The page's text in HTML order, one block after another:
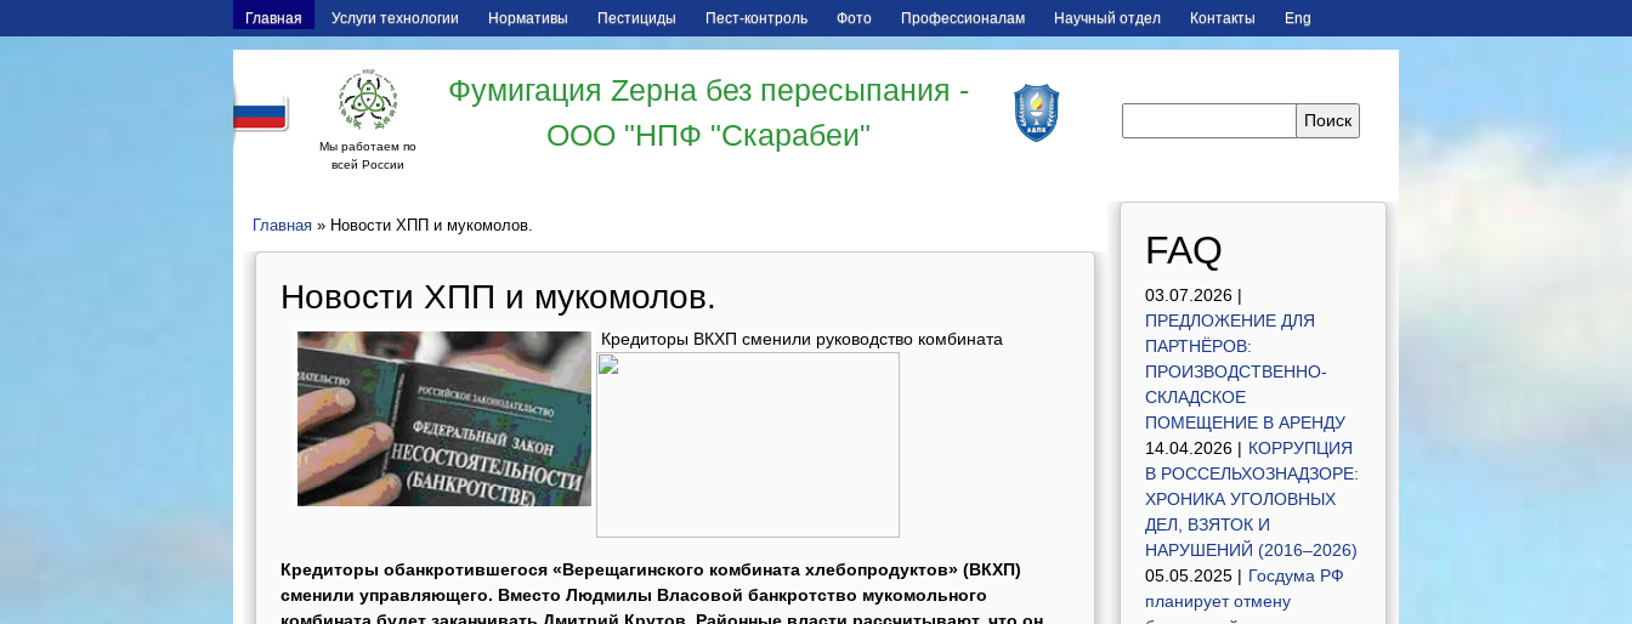
Главная Услуги технологии Нормативы Пестициды Пест-контроль Фото Профессионалам Научный отдел Контакты Eng
Мы работаем по
всей России
Фумигация Zерна без пересыпания -
ООО "НПФ "Скарабеи"
Главная » Новости ХПП и мукомолов.
Новости ХПП и мукомолов.
Кредиторы ВКХП сменили руководство комбината
Кредиторы обанкротившегося «Верещагинского комбината хлебопродуктов» (ВКХП)
сменили управляющего. Вместо Людмилы Власовой банкротство мукомольного
FAQ
03.07.2026 |
ПРЕДЛОЖЕНИЕ ДЛЯ
ПАРТНЁРОВ:
ПРОИЗВОДСТВЕННО-
СКЛАДСКОЕ
ПОМЕЩЕНИЕ В АРЕНДУ
14.04.2026 | КОРРУПЦИЯ
В РОССЕЛЬХОЗНАДЗОРЕ:
ХРОНИКА УГОЛОВНЫХ
ДЕЛ, ВЗЯТОК И
НАРУШЕНИЙ (2016–2026)
05.05.2025 | Госдума РФ
планирует отмену